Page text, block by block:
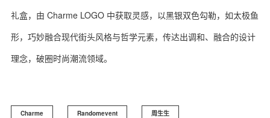
礼盒，由 Charme LOGO 中获取灵感，以黑银双色勾勒，如太极鱼
形，巧妙融合现代街头风格与哲学元素，传达出调和、融合的设计
理念，破圈时尚潮流领域。
Charme Randomevent 周生生